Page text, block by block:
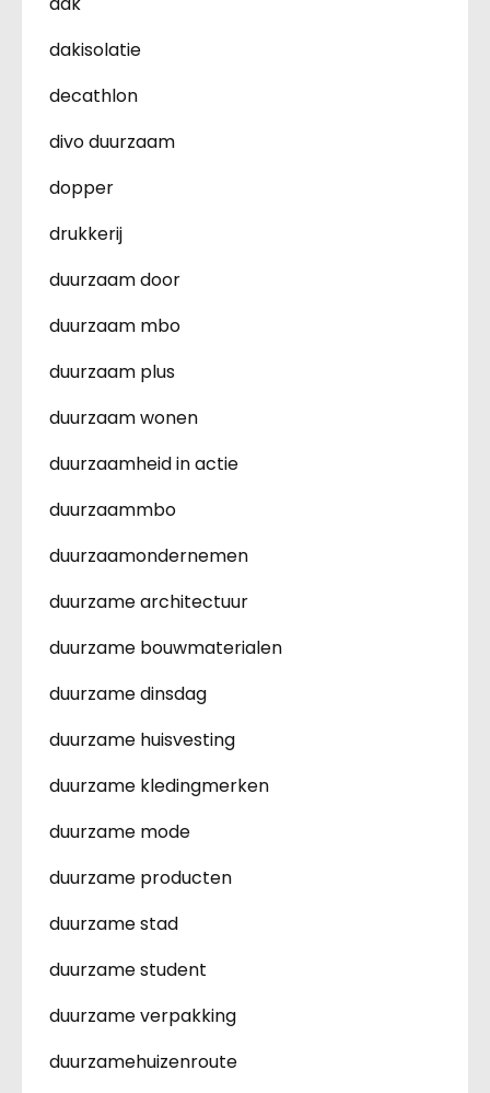
dakisolatie
decathlon
divo duurzaam
dopper
drukkerij
duurzaam door
duurzaam mbo
duurzaam plus
duurzaam wonen
duurzaamheid in actie
duurzaammbo
duurzaamondernemen
duurzame architectuur
duurzame bouwmaterialen
duurzame dinsdag
duurzame huisvesting
duurzame kledingmerken
duurzame mode
duurzame producten
duurzame stad
duurzame student
duurzame verpakking
duurzamehuizenroute